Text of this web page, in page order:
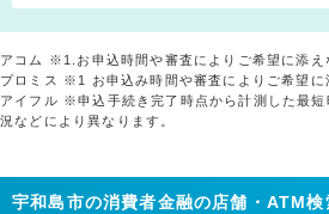
アコム ※1.お申込時間や審査によりご希望に添え
プロミス ※1 お申込み時間や審査によりご希望に
アイフル ※申込手続き完了時点から計測した最短
況などにより異なります。
宇和島市の消費者金融の店舗・ATM検